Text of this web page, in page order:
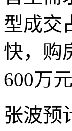
型成交
快，购
600万
张波预